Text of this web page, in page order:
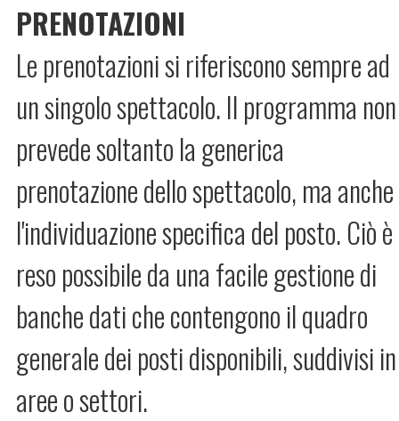
PRENOTAZIONI
Le prenotazioni si riferiscono sempre ad
un singolo spettacolo. Il programma non
prevede soltanto la generica
prenotazione dello spettacolo, ma anche
l'individuazione specifica del posto. Ciò è
reso possibile da una facile gestione di
banche dati che contengono il quadro
generale dei posti disponibili, suddivisi in
aree o settori.